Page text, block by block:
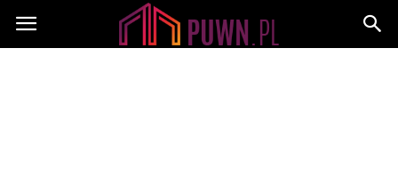
PUWN.pl